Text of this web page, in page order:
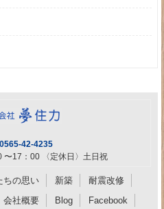
42-4235
〜17：00 〈定休日〉土日祝
ちの思い 新築
耐震改修
会社概要 Blog Facebook